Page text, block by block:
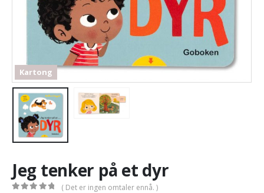
Kartong
Jeg tenker på et dyr
( Det er ingen omtaler ennå. )